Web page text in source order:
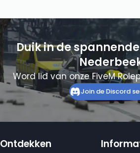
Duik in de
Word lid van onze FiveM
Join de Discord
Ontdekken